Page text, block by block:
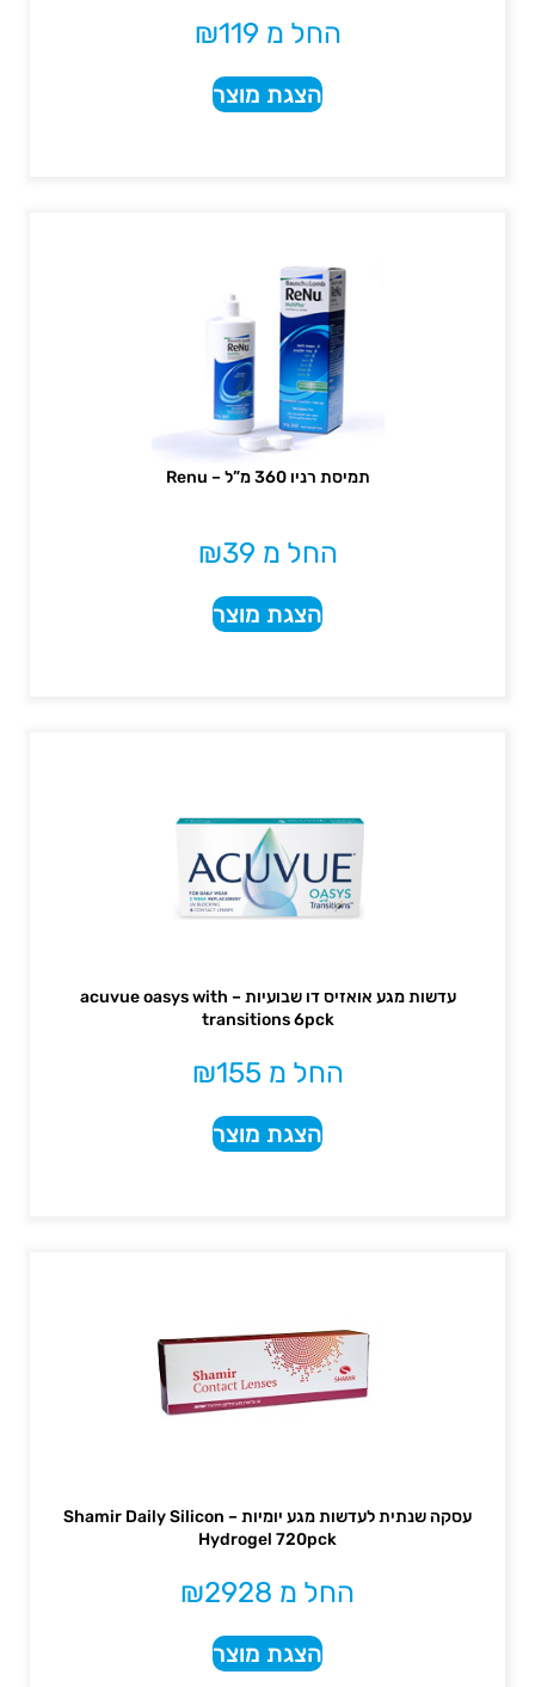
החל מ ₪119
הצגת מוצר
תמיסת רניו 360 מ”ל – Renu
החל מ ₪39
הצגת מוצר
עדשות מגע אואזיס דו שבועיות – acuvue oasys with
transitions 6pck
החל מ ₪155
הצגת מוצר
עסקה שנתית לעדשות מגע יומיות – Shamir Daily Silicon
Hydrogel 720pck
החל מ ₪2928
הצגת מוצר